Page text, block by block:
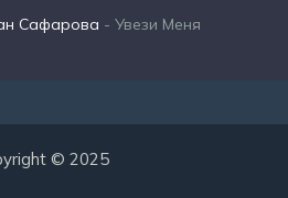
Сафарова - Увези Меня
© 2025